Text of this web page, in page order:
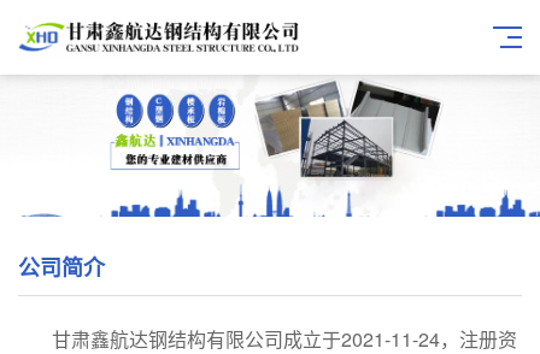
公司简介
甘肃鑫航达钢结构有限公司成立于2021-11-24，注册资